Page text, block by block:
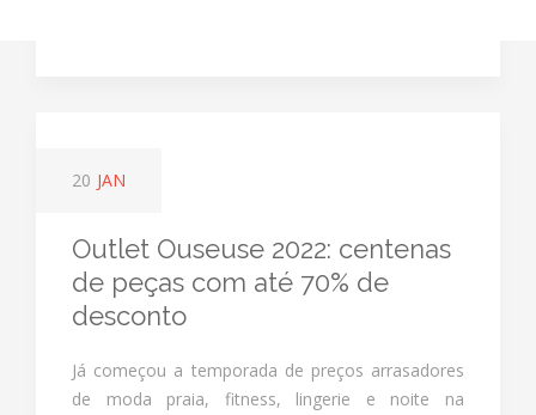
20 JAN
Outlet Ouseuse 2022: centenas
de peças com até 70% de
desconto
Já começou a temporada de preços arrasadores
de moda praia, fitness, lingerie e noite na